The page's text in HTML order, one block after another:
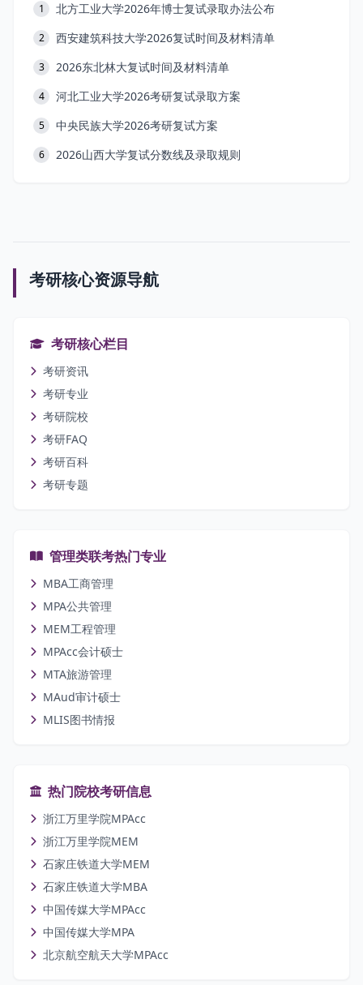
1 北方工业大学2026年博士复试录取办法公布
2 西安建筑科技大学2026复试时间及材料清单
3 2026东北林大复试时间及材料清单
4 河北工业大学2026考研复试录取方案
5 中央民族大学2026考研复试方案
6 2026山西大学复试分数线及录取规则
考研核心资源导航
考研核心栏目
考研资讯
考研专业
考研院校
考研FAQ
考研百科
考研专题
管理类联考热门专业
MBA工商管理
MPA公共管理
MEM工程管理
MPAcc会计硕士
MTA旅游管理
MAud审计硕士
MLIS图书情报
热门院校考研信息
浙江万里学院MPAcc
浙江万里学院MEM
石家庄铁道大学MEM
石家庄铁道大学MBA
中国传媒大学MPAcc
中国传媒大学MPA
北京航空航天大学MPAcc